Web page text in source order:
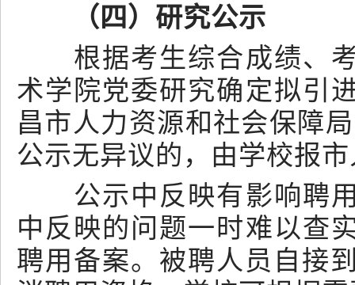
（四）研究公示
根据考生综合成绩、考
术学院党委研究确定拟引
昌市人力资源和社会保障
公示无异议的，由学校报
公示中反映有影响聘用
中反映的问题一时难以查
聘用备案。被聘人员自接